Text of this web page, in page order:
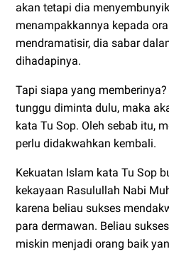
akan tetapi dia
menampakkannya kepada
mendramatisir, dia sabar
dihadapinya.
Tapi siapa yang
tunggu diminta dulu, maka
kata Tu Sop. Oleh sebab itu,
perlu didakwahkan kembali.
Kekuatan Islam kata Tu Sop
kekayaan Rasulullah Nabi
karena beliau sukses
para dermawan. Beliau
miskin menjadi orang baik